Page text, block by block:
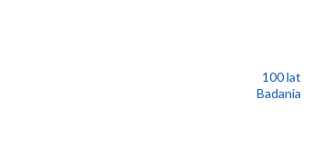
100 lat
Badania